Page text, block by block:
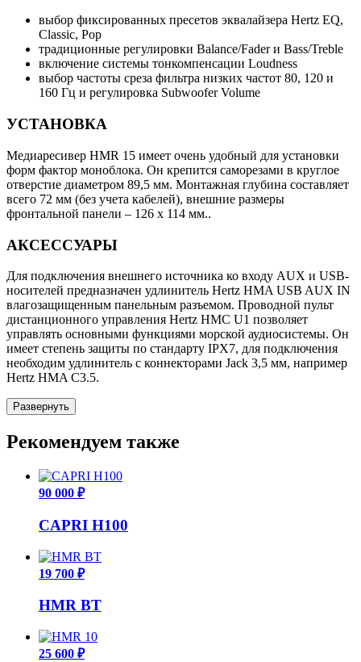
выбор фиксированных пресетов эквалайзера Hertz EQ,
Classic, Pop
традиционные регулировки Balance/Fader и Bass/Treble
включение системы тонкомпенсации Loudness
выбор частоты среза фильтра низких частот 80, 120 и
160 Гц и регулировка Subwoofer Volume
УСТАНОВКА
Медиаресивер HMR 15 имеет очень удобный для установки
форм фактор моноблока. Он крепится саморезами в круглое
отверстие диаметром 89,5 мм. Монтажная глубина составляет
всего 72 мм (без учета кабелей), внешние размеры
фронтальной панели – 126 х 114 мм..
АКСЕССУАРЫ
Для подключения внешнего источника ко входу AUX и USB-
носителей предназначен удлинитель Hertz HMA USB AUX IN
влагозащищенным панельным разъемом. Проводной пульт
дистанционного управления Hertz HMC U1 позволяет
управлять основными функциями морской аудиосистемы. Он
имеет степень защиты по стандарту IPX7, для подключения
необходим удлинитель с коннекторами Jack 3,5 мм, например
Hertz HMA C3.5.
Развернуть
Рекомендуем также
90 000 ₽
CAPRI H100
19 700 ₽
HMR BT
25 600 ₽